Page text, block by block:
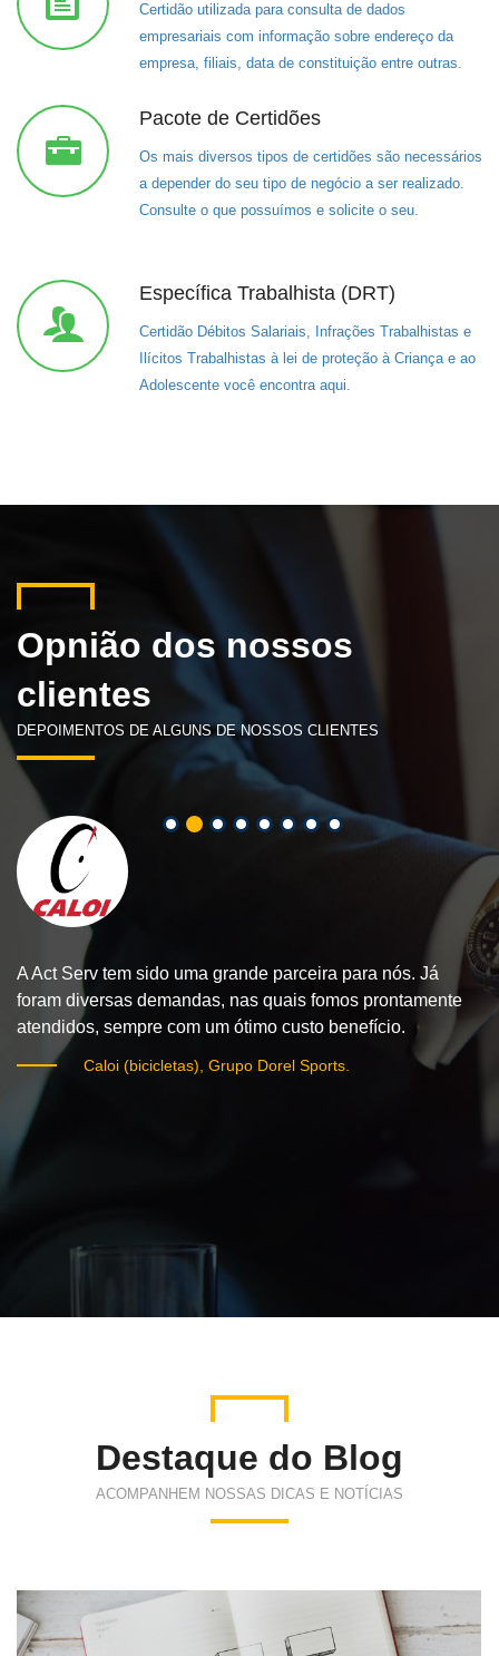
Certidão utilizada para consulta de dados
empresariais com informação sobre endereço da
empresa, filiais, data de constituição entre outras.
Pacote de Certidões
Os mais diversos tipos de certidões são necessários
a depender do seu tipo de negócio a ser realizado.
Consulte o que possuímos e solicite o seu.
Específica Trabalhista (DRT)
Certidão Débitos Salariais, Infrações Trabalhistas e
Ilícitos Trabalhistas à lei de proteção à Criança e ao
Adolescente você encontra aqui.
Opnião dos nossos
clientes
DEPOIMENTOS DE ALGUNS DE NOSSOS CLIENTES
A Act Serv tem sido uma grande parceira para nós. Já
foram diversas demandas, nas quais fomos prontamente
atendidos, sempre com um ótimo custo benefício.
Caloi (bicicletas), Grupo Dorel Sports.
Destaque do Blog
ACOMPANHEM NOSSAS DICAS E NOTÍCIAS